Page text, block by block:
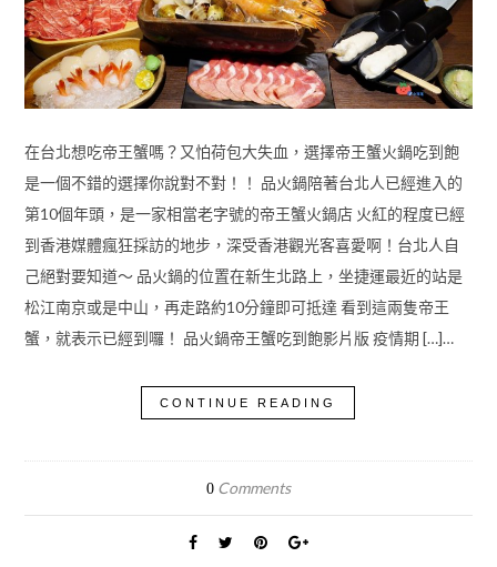
在台北想吃帝王蟹嗎？又怕荷包大失血，選擇帝王蟹火鍋吃到飽
是一個不錯的選擇你說對不對！！ 品火鍋陪著台北人已經進入的
第10個年頭，是一家相當老字號的帝王蟹火鍋店 火紅的程度已經
到香港媒體瘋狂採訪的地步，深受香港觀光客喜愛啊！台北人自
己絕對要知道～ 品火鍋的位置在新生北路上，坐捷運最近的站是
松江南京或是中山，再走路約10分鐘即可抵達 看到這兩隻帝王
蟹，就表示已經到囉！ 品火鍋帝王蟹吃到飽影片版 疫情期 […]…
CONTINUE READING
0Comments